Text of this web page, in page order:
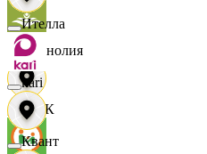
Магнолия
МАК
Ителла
kari
Квант